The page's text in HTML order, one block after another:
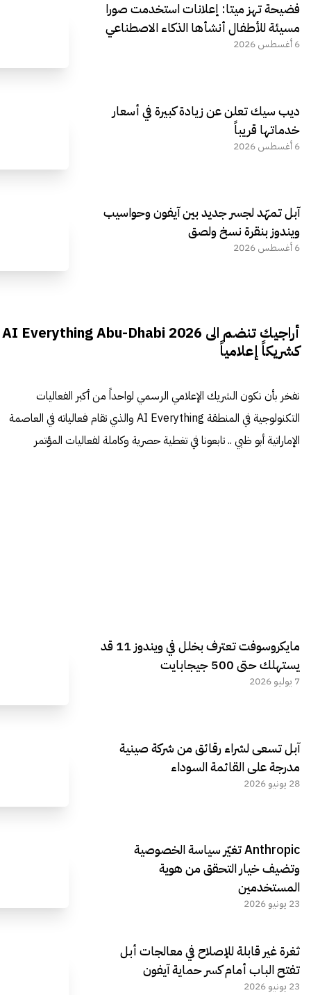
فضيحة تهز ميتا: إعلانات استخدمت صورا
مسيئة للأطفال أنشأها الذكاء الاصطناعي
6 أغسطس 2026
ديب سيك تعلن عن زيادة كبيرة في أسعار
خدماتها قريباً
6 أغسطس 2026
آبل تمهّد لجسر جديد بين آيفون وحواسيب
ويندوز بنقرة نسخ ولصق
6 أغسطس 2026
أراجيك تنضم الى AI Everything Abu-Dhabi 2026
كشريكاً إعلامياً
نفخر بأن نكون الشريك الإعلامي الرسمي لواحداً من أكبر الفعاليات
التكنولوجية في المنطقة AI Everything والذي تقام فعالياته في العاصمة
الإماراتية أبو ظبي .. تابعونا في تغطية حصرية وكاملة لفعاليات المؤتمر
مايكروسوفت تعترف بخلل في ويندوز 11 قد
يستهلك حتى 500 جيجابايت
7 يوليو 2026
آبل تسعى لشراء رقائق من شركة صينية
مدرجة على القائمة السوداء
28 يونيو 2026
Anthropic تغيّر سياسة الخصوصية
وتضيف خيار التحقق من هوية
المستخدمين
23 يونيو 2026
ثغرة غير قابلة للإصلاح في معالجات أبل
تفتح الباب أمام كسر حماية آيفون
23 يونيو 2026